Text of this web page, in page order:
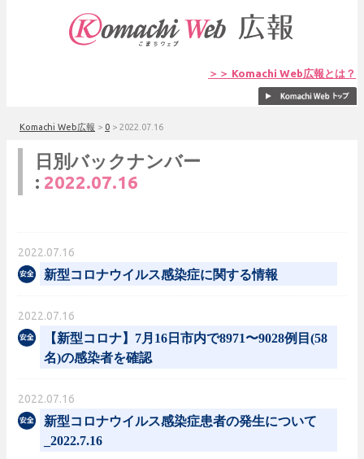
＞＞ Komachi Web広報とは？
Komachi Web広報 > 0 > 2022.07.16
日別バックナンバー
: 2022.07.16
2022.07.16
新型コロナウイルス感染症に関する情報
2022.07.16
【新型コロナ】7月16日市内で8971〜9028例目(58
名)の感染者を確認
2022.07.16
新型コロナウイルス感染症患者の発生について
_2022.7.16